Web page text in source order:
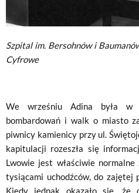
Szpital im. Bersohnów i
Cyfrowe
We wrześniu Adina była w
bombardowań i walk o miasto
piwnicy kamienicy przy ul.
kapitulacji rozeszła się
Lwowie jest właściwie
tysiącami uchodźców, do zajętej
Kiedy jednak okazało się, że